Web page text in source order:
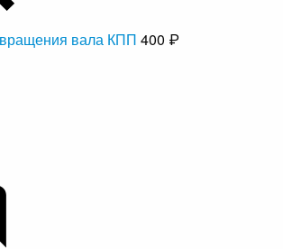
вала КПП 400 ₽